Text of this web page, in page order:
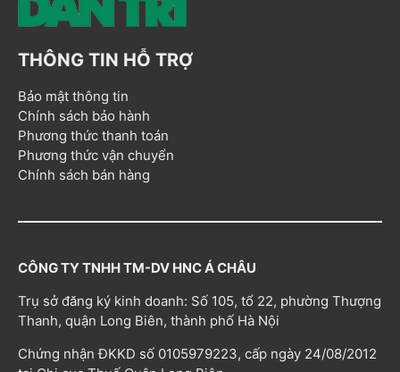
THÔNG TIN HỖ TRỢ
Bảo mật thông tin
Chính sách bảo hành
Phương thức thanh toán
Phương thức vận chuyển
Chính sách bán hàng
CÔNG TY TNHH TM-DV HNC Á CHÂU
Trụ sở đăng ký kinh doanh: Số 105, tổ 22, phường Thượng
Thanh, quận Long Biên, thành phố Hà Nội
Chứng nhận ĐKKD số 0105979223, cấp ngày 24/08/2012